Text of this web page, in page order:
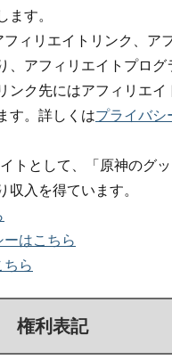
ます。
ィリエイトリンク、ア
、アフィリエイトプログ
ンク先にはアフィリエイ
す。詳しくはプライバシ
トとして、「原神のグ
収入を得ています。
はこちら
ちら
権利表記